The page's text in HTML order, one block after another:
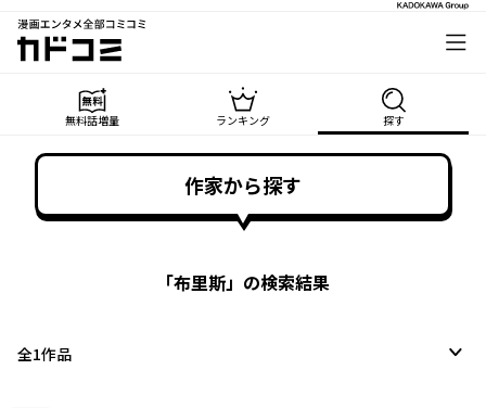
漫画エンタメ全部コミコミ
カドコミ
無料話増量 ランキング 探す
作家から探す
「布里斯」の検索結果
全1作品